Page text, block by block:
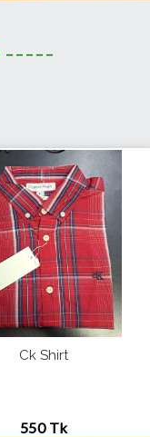
Ck Shirt
550 Tk